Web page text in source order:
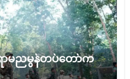
ာမညမွန်တပ်တော်က